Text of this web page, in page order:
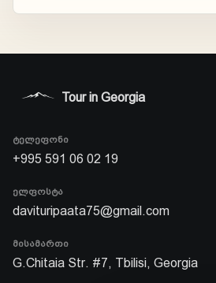
Tour in Georgia
ᲢᲔᲚᲔᲤᲝᲜᲘ
+995 591 06 02 19
ᲔᲚᲤᲝᲡᲢᲐ
davituripaata75@gmail.com
ᲛᲘᲡᲐᲛᲐᲠᲗᲘ
G.Chitaia Str. #7, Tbilisi, Georgia
მარშრუტების, დროის,